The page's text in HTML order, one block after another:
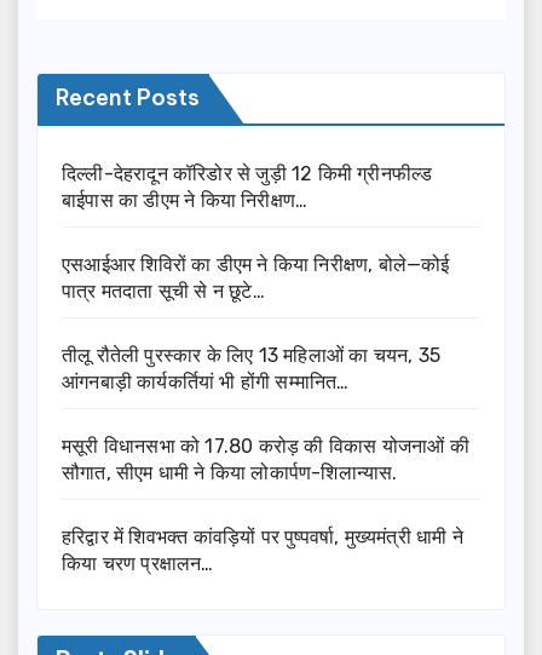
Recent Posts
दिल्ली-देहरादून कॉरिडोर से जुड़ी 12 किमी ग्रीनफील्ड
बाईपास का डीएम ने किया निरीक्षण…
एसआईआर शिविरों का डीएम ने किया निरीक्षण, बोले—कोई
पात्र मतदाता सूची से न छूटे…
तीलू रौतेली पुरस्कार के लिए 13 महिलाओं का चयन, 35
आंगनबाड़ी कार्यकर्तियां भी होंगी सम्मानित…
मसूरी विधानसभा को 17.80 करोड़ की विकास योजनाओं की
सौगात, सीएम धामी ने किया लोकार्पण-शिलान्यास.
हरिद्वार में शिवभक्त कांवड़ियों पर पुष्पवर्षा, मुख्यमंत्री धामी ने
किया चरण प्रक्षालन…